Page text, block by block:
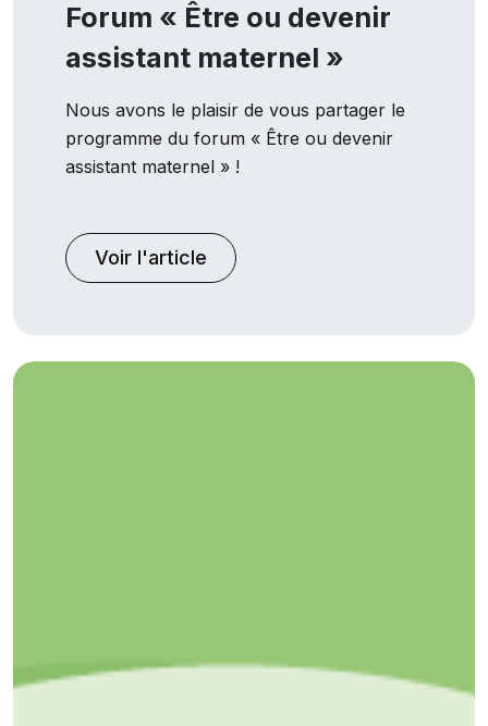
Forum « Être ou devenir
assistant maternel »
Nous avons le plaisir de vous partager le
programme du forum « Être ou devenir
assistant maternel » !
Voir l'article